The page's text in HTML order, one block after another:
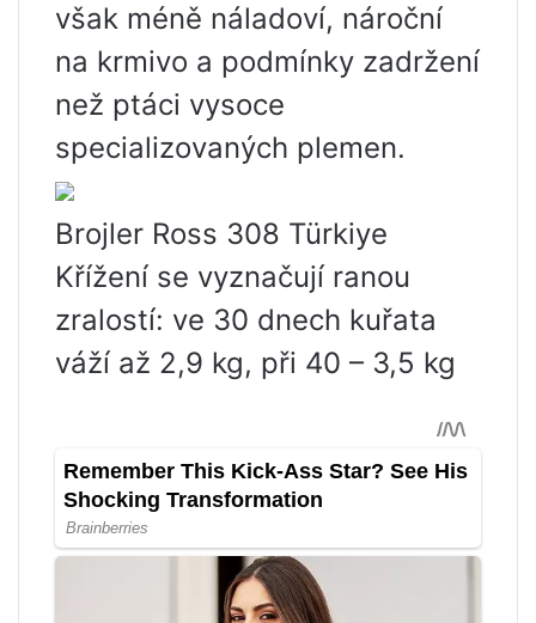
však méně náladoví, nároční
na krmivo a podmínky zadržení
než ptáci vysoce
specializovaných plemen.
Brojler Ross 308 Türkiye
Křížení se vyznačují ranou
zralostí: ve 30 dnech kuřata
váží až 2,9 kg, při 40 – 3,5 kg